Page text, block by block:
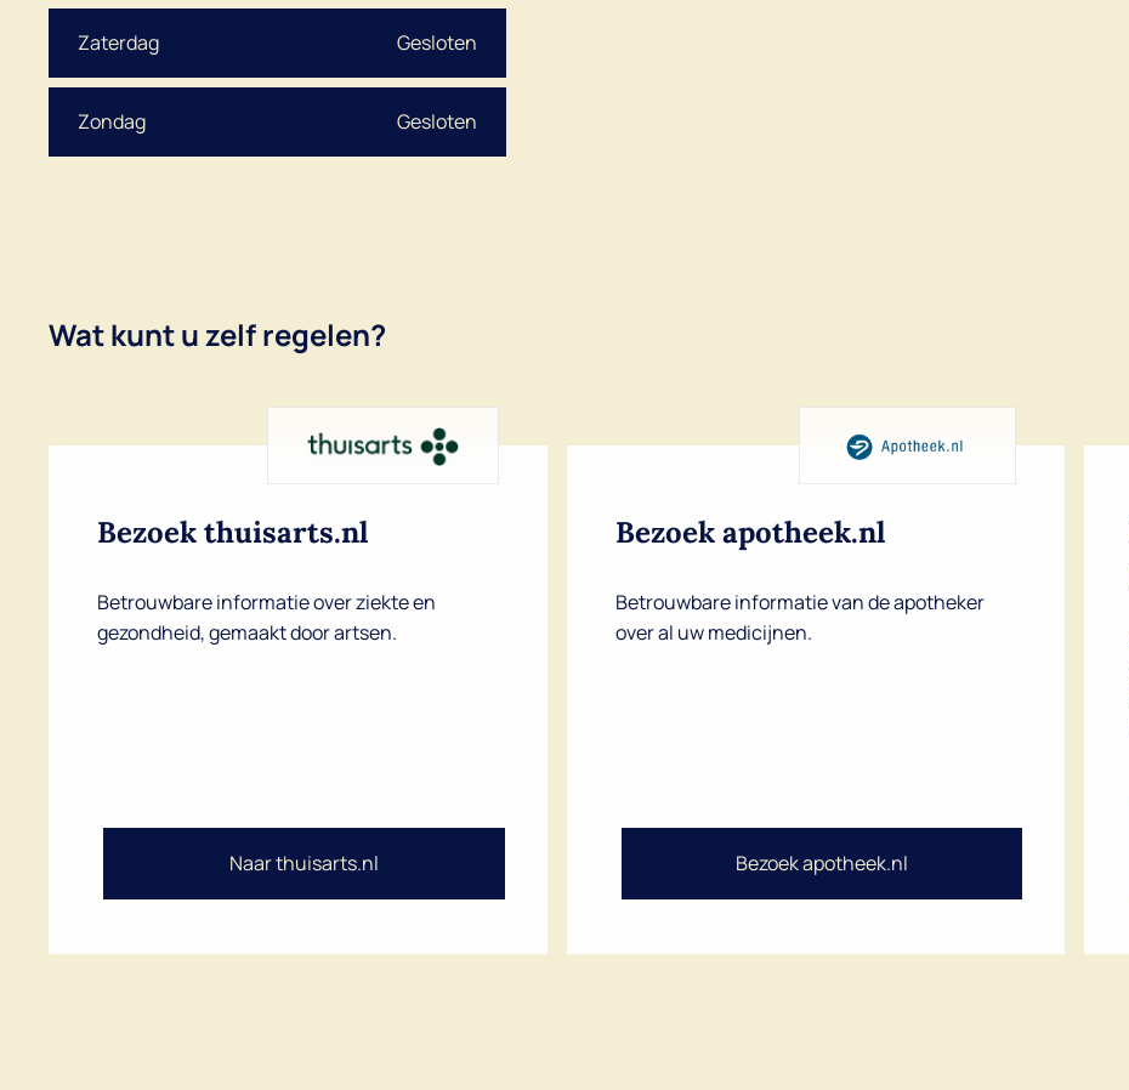
Zaterdag Gesloten
Zondag Gesloten
Wat kunt u zelf regelen?
Bezoek thuisarts.nl
Betrouwbare informatie over ziekte en
gezondheid, gemaakt door artsen.
Naar thuisarts.nl
Bezoek apotheek.nl
Betrouwbare informatie van de apotheker
over al uw medicijnen.
Bezoek apotheek.nl